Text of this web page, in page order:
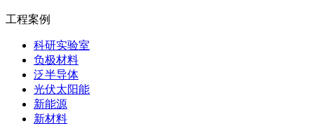
工程案例
科研实验室
负极材料
泛半导体
光伏太阳能
新能源
新材料